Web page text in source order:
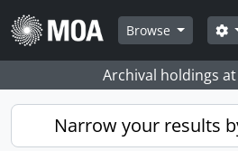
Skip to main content
Browse
Archival holdings
Narrow your results